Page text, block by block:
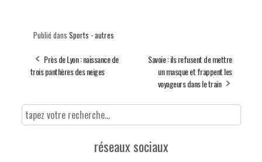
Publié dans Sports - autres
Près de Lyon : naissance de
trois panthères des neiges
Savoie : ils refusent de mettre
un masque et frappent les
voyageurs dans le train
réseaux sociaux